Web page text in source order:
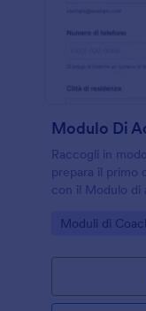
Raccogli in
prepara il primo
con il Modulo di
lavorano online
Go to
Moduli di